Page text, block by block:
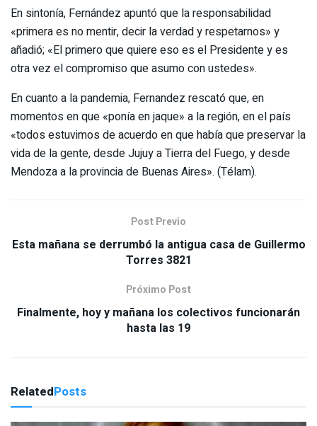
En sintonía, Fernández apuntó que la responsabilidad
«primera es no mentir, decir la verdad y respetarnos» y
añadió; «El primero que quiere eso es el Presidente y es
otra vez el compromiso que asumo con ustedes».
En cuanto a la pandemia, Fernandez rescató que, en
momentos en que «ponía en jaque» a la región, en el país
«todos estuvimos de acuerdo en que había que preservar la
vida de la gente, desde Jujuy a Tierra del Fuego, y desde
Mendoza a la provincia de Buenas Aires». (Télam).
Post Previo
Esta mañana se derrumbó la antigua casa de Guillermo
Torres 3821
Próximo Post
Finalmente, hoy y mañana los colectivos funcionarán
hasta las 19
RelatedPosts